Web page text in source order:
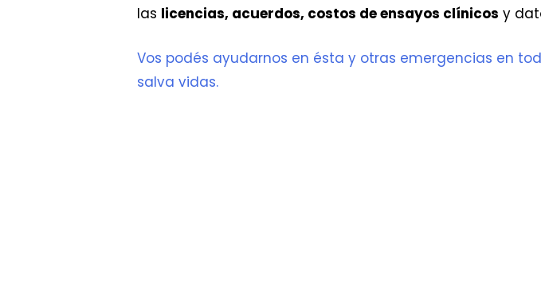
las licencias, acuerdos, costos de ensayos clínicos y
Vos podés ayudarnos en ésta y otras emergencias en
salva vidas.